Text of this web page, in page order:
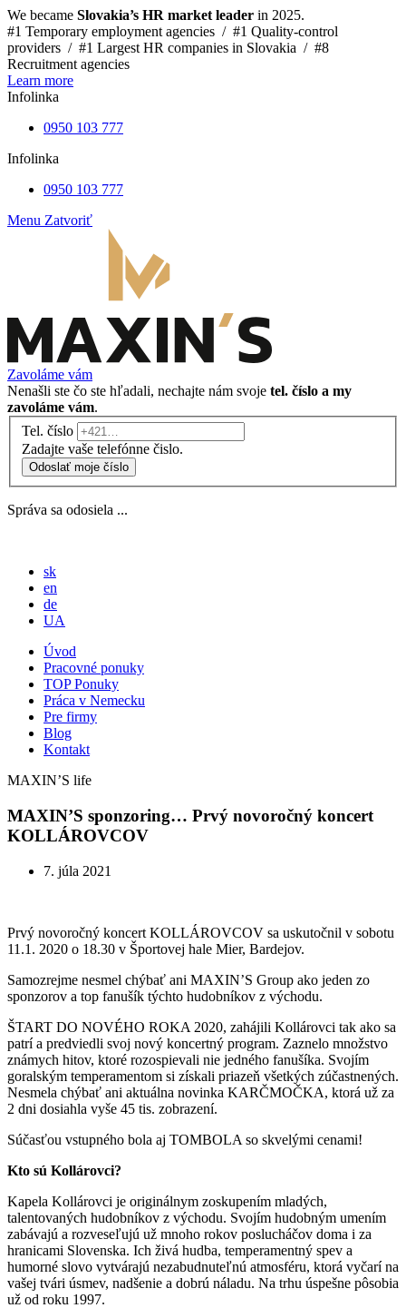
We became Slovakia’s HR market leader in 2025.
#1 Temporary employment agencies / #1 Quality-control
providers / #1 Largest HR companies in Slovakia / #8
Recruitment agencies
Learn more
Infolinka
0950 103 777
Infolinka
0950 103 777
Menu Zatvoriť
Zavoláme vám
Nenašli ste čo ste hľadali, nechajte nám svoje tel. číslo a my
zavoláme vám.
Tel. číslo
Zadajte vaše telefónne čislo.
Odoslať moje číslo
Správa sa odosiela ...
sk
en
de
UA
Úvod
Pracovné ponuky
TOP Ponuky
Práca v Nemecku
Pre firmy
Blog
Kontakt
MAXIN’S life
MAXIN’S sponzoring… Prvý novoročný koncert
KOLLÁROVCOV
7. júla 2021
Prvý novoročný koncert KOLLÁROVCOV sa uskutočnil v sobotu
11.1. 2020 o 18.30 v Športovej hale Mier, Bardejov.
Samozrejme nesmel chýbať ani MAXIN’S Group ako jeden zo
sponzorov a top fanušík týchto hudobníkov z východu.
ŠTART DO NOVÉHO ROKA 2020, zahájili Kollárovci tak ako sa
patrí a predviedli svoj nový koncertný program. Zaznelo množstvo
známych hitov, ktoré rozospievali nie jedného fanušíka. Svojím
goralským temperamentom si získali priazeň všetkých zúčastnených.
Nesmela chýbať ani aktuálna novinka KARČMOČKA, ktorá už za
2 dni dosiahla vyše 45 tis. zobrazení.
Súčasťou vstupného bola aj TOMBOLA so skvelými cenami!
Kto sú Kollárovci?
Kapela Kollárovci je originálnym zoskupením mladých,
talentovaných hudobníkov z východu. Svojím hudobným umením
zabávajú a rozveseľujú už mnoho rokov poslucháčov doma i za
hranicami Slovenska. Ich živá hudba, temperamentný spev a
humorné slovo vytvárajú nezabudnuteľnú atmosféru, ktorá vyčarí na
vašej tvári úsmev, nadšenie a dobrú náladu. Na trhu úspešne pôsobia
už od roku 1997.